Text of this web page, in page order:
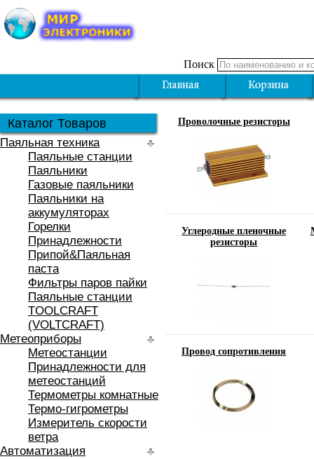
Поиск
Каталог Товаров
Паяльная техника
Паяльные станции
Паяльники
Газовые паяльники
Паяльники на
аккумуляторах
Горелки
Принадлежности
Припой&Паяльная
паста
Фильтры паров пайки
Паяльные станции
TOOLCRAFT
(VOLTCRAFT)
Метеоприборы
Метеостанции
Принадлежности для
метеостанций
Термометры комнатные
Термо-гигрометры
Измеритель скорости
ветра
Автоматизация
Проволочные резисторы
Углеродные пленочные
резисторы
Провод сопротивления